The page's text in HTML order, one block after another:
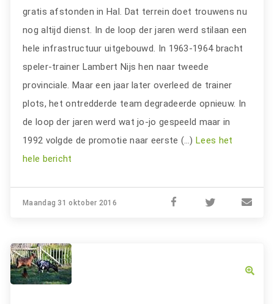
gratis afstonden in Hal. Dat terrein doet trouwens nu
nog altijd dienst. In de loop der jaren werd stilaan een
hele infrastructuur uitgebouwd. In 1963-1964 bracht
speler-trainer Lambert Nijs hen naar tweede
provinciale. Maar een jaar later overleed de trainer
plots, het ontredderde team degradeerde opnieuw. In
de loop der jaren werd wat jo-jo gespeeld maar in
1992 volgde de promotie naar eerste (…) Lees het
hele bericht
Maandag 31 oktober 2016